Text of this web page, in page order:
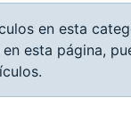
en esta
esta página,